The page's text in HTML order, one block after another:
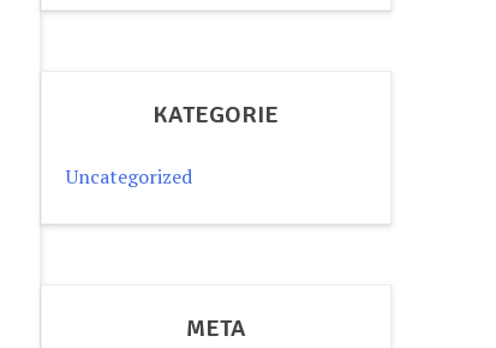
KATEGORIE
Uncategorized
META